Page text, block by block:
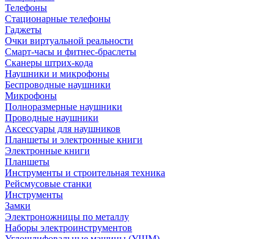
Телефоны
Стационарные телефоны
Гаджеты
Очки виртуальной реальности
Смарт-часы и фитнес-браслеты
Сканеры штрих-кода
Наушники и микрофоны
Беспроводные наушники
Микрофоны
Полноразмерные наушники
Проводные наушники
Аксессуары для наушников
Планшеты и электронные книги
Электронные книги
Планшеты
Инструменты и строительная техника
Рейсмусовые станки
Инструменты
Замки
Электроножницы по металлу
Наборы электроинструментов